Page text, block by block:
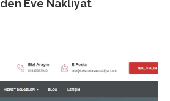
Eve Nakliyat